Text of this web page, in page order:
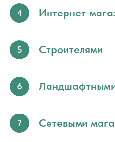
4 Интернет-
5 Строителями
6
7 Сетевыми